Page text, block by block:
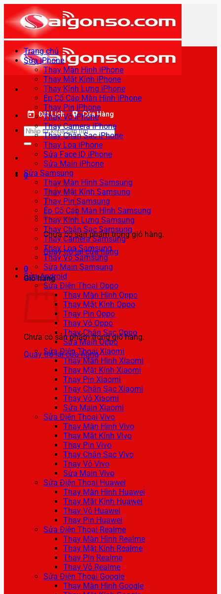
qua
nội
dung
Đặt Lịch Cửa Hàng
Tìm
kiếm:
0
Chưa có sản phẩm trong giỏ hàng.
Quay trở lại cửa hàng
0
Giỏ hàng
Chưa có sản phẩm trong giỏ hàng.
Quay trở lại cửa hàng
Trang chủ
Sửa iPhone
Thay Màn Hình iPhone
Thay Mặt Kính iPhone
Thay Kính Lưng iPhone
Ép Cổ Cáp Màn Hình iPhone
Thay Pin iPhone
Thay Vỏ iPhone
Thay Camera iPhone
Thay Chân Sạc iPhone
Thay Loa iPhone
Sửa Face ID iPhone
Sửa Main iPhone
Sửa Samsung
Thay Màn Hình Samsung
Thay Mặt Kính Samsung
Thay Pin Samsung
Ép Cổ Cáp Màn Hình Samsung
Thay Kính Lưng Samsung
Thay Chân Sạc Samsung
Thay Camera Samsung
Thay Loa Samsung
Thay Vỏ Samsung
Sửa Main Samsung
Sửa Android
Sửa Điện Thoại Oppo
Thay Màn Hình Oppo
Thay Mặt Kính Oppo
Thay Pin Oppo
Thay Vỏ Oppo
Thay Chân Sạc Oppo
Sửa Main Oppo
Sửa Điện Thoại Xiaomi
Thay Màn Hình Xiaomi
Thay Mặt Kính Xiaomi
Thay Pin Xiaomi
Thay Chân Sạc Xiaomi
Thay Vỏ Xiaomi
Sửa Main Xiaomi
Sửa Điện Thoại Vivo
Thay Màn Hình Vivo
Thay Mặt Kính Vivo
Thay Pin Vivo
Thay Chân Sạc Vivo
Thay Vỏ Vivo
Sửa Main Vivo
Sửa Điện Thoại Huawei
Thay Màn Hình Huawei
Thay Mặt Kính Huawei
Thay Vỏ Huawei
Thay Pin Huawei
Sửa Điện Thoại Realme
Thay Màn Hình Realme
Thay Mặt Kính Realme
Thay Pin Realme
Thay Vỏ Realme
Sửa Điện Thoại Google
Thay Màn Hình Google